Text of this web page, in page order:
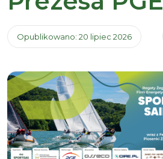
Opublikowano: 20 lipiec 2026